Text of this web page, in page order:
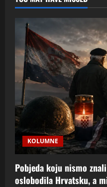
ustupa
mjesto
sigurnosti
KOLUMNE
Pobjeda koju nismo
oslobodila Hrvatsku, a